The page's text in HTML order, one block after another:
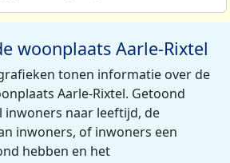
woonplaats Aarle-Rixtel
tonen informatie over de
Aarle-Rixtel. Getoond
inwoners naar leeftijd, de
inwoners, of inwoners een
hebben en het